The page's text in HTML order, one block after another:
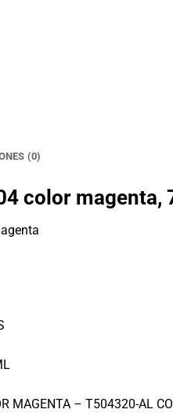
(0)
color magenta,
MAGENTA – T504320-AL